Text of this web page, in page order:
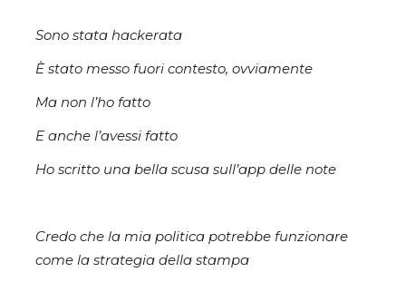
Sono stata hackerata
È stato messo fuori contesto, ovviamente
Ma non l’ho fatto
E anche l’avessi fatto
Ho scritto una bella scusa sull’app delle note
Credo che la mia politica potrebbe funzionare
come la strategia della stampa